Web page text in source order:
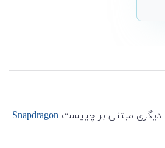
Snapdragon